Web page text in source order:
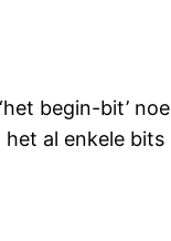
begin-bit’
al enkele